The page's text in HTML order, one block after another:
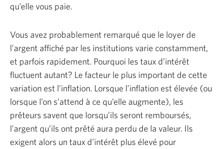
qu’elle vous paie.
Vous avez probablement remarqué que le loyer de
l’argent affiché par les institutions varie constamment,
et parfois rapidement. Pourquoi les taux d’intérêt
fluctuent autant? Le facteur le plus important de cette
variation est l’inflation. Lorsque l’inflation est élevée (ou
lorsque l’on s’attend à ce qu’elle augmente), les
prêteurs savent que lorsqu’ils seront remboursés,
l’argent qu’ils ont prêté aura perdu de la valeur. Ils
exigent alors un taux d’intérêt plus élevé pour